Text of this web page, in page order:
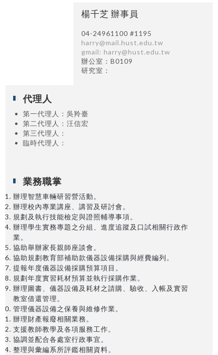
楊千芝 辦事員
04-24961100 #1195
harry@mail.hust.edu.tw
gmail: harry@hust.edu.tw
辦公室：B0109
研究室：
代理人
第一代理人 ：吳羚臺
第二代理人 ：汪信宏
第三代理人 ：
臨時代理人 ：
業務職掌
辦理智慧車輛研習營活動。
辦理校內專業講座、講習及研討會。
規劃及執行技能檢定與證照輔導事項。
辦理學生實務專題之分組、進度追蹤及口試相關行政作
業。
協助舉辦家長親師座談會。
協助規劃教育部補助款儀器設備採購與經費編列。
提報年度儀器設備採購預算項目。
規劃年度實習耗材預算並執行採購作業。
辦理圖書、儀器設備及耗材之請購、驗收、入帳及實習
教室借還管理。
管理儀器設備之保養與維修作業。
辦理財產報廢相關業務。
支援教師教學及各項服務工作。
協調並配合各處室行政事宜。
整理與彙編系所評鑑相關資料。